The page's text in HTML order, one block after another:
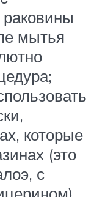
мытья
которые
(это
с